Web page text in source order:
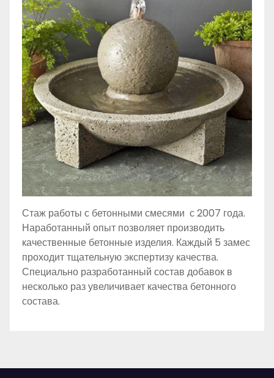
Стаж работы с бетонными смесями с 2007 года.
Наработанный опыт позволяет производить
качественные бетонные изделия. Каждый 5 замес
проходит тщательную экспертизу качества.
Специально разработанный состав добавок в
несколько раз увеличивает качества бетонного
состава.